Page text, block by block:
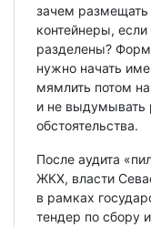
зачем размещать
контейнеры,
разделены?
нужно начать
мямлить потом
и не выдумывать
обстоятельства.
После аудита
ЖКХ, власти
в рамках
тендер по сбору